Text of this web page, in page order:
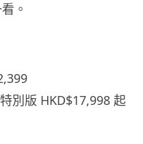
。
別版 HKD$17,998 起